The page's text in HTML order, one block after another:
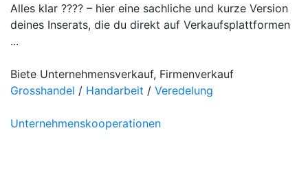
Alles klar ???? – hier eine sachliche und kurze Version
deines Inserats, die du direkt auf Verkaufsplattformen
...
Biete Unternehmensverkauf, Firmenverkauf
Grosshandel / Handarbeit / Veredelung
Unternehmenskooperationen